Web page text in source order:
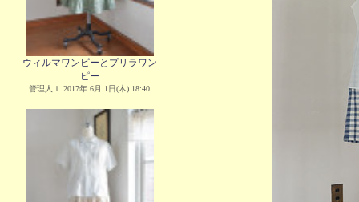
ウィルマワンピーとプリラワン
ピー
管理人Ｉ 2017年 6月 1日(木) 18:40